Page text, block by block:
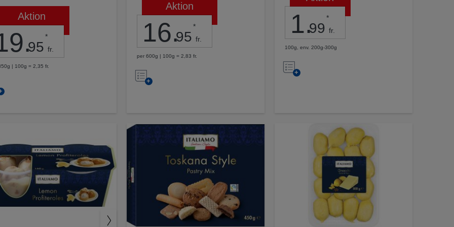
Aktion
.95
*
fr.
| 100g = 2,35 fr.
Aktion
16.95
*
fr.
per 600g | 100g = 2,83 fr.
Nell’elenco
1.99
*
fr.
100g, env. 200g-300g
Nell’elenco